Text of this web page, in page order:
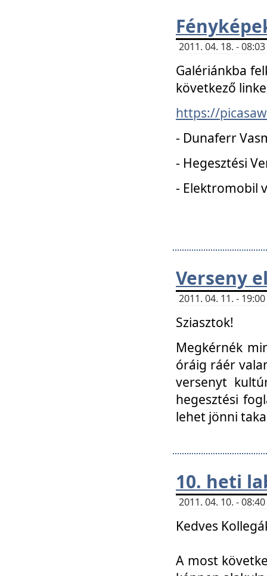
2011. 04. 18. -
Galériánkba
következő
https://
- Dunaferr
- Hegesztési
- Elektromobil
Verseny
2011. 04. 11. -
Sziasztok!
Megkérnék
óráig ráér
versenyt
hegesztési
lehet jönni
10. heti
2011. 04. 10. -
Kedves
A most